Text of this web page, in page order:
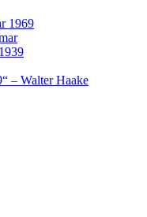
1969
– Walter Haake